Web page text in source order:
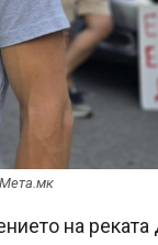
Мета.мк
на